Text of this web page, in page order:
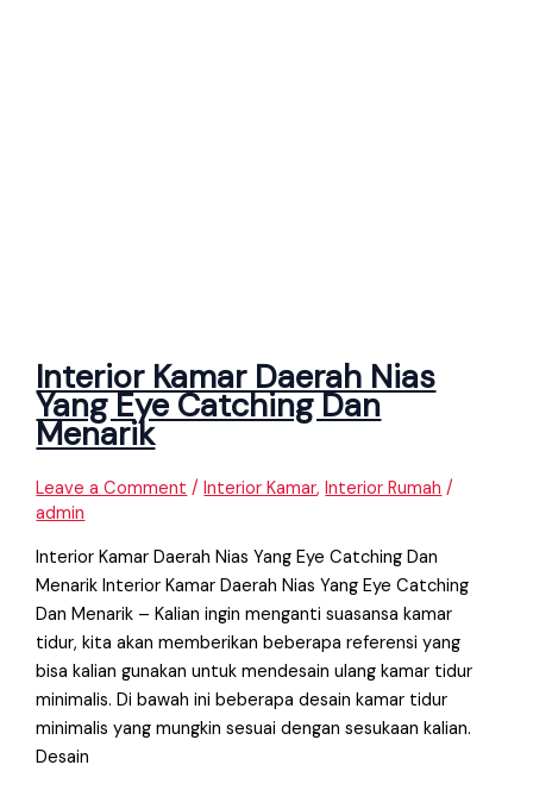
Interior Kamar Daerah Nias
Yang Eye Catching Dan
Menarik
Leave a Comment /Interior Kamar,Interior Rumah /
admin
Interior Kamar Daerah Nias Yang Eye Catching Dan
Menarik Interior Kamar Daerah Nias Yang Eye Catching
Dan Menarik – Kalian ingin menganti suasansa kamar
tidur, kita akan memberikan beberapa referensi yang
bisa kalian gunakan untuk mendesain ulang kamar tidur
minimalis. Di bawah ini beberapa desain kamar tidur
minimalis yang mungkin sesuai dengan sesukaan kalian.
Desain